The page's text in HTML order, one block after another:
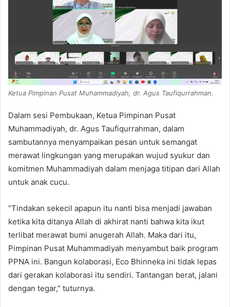
Ketua Pimpinan Pusat Muhammadiyah, dr. Agus Taufiqurrahman.
Dalam sesi Pembukaan, Ketua Pimpinan Pusat
Muhammadiyah, dr. Agus Taufiqurrahman, dalam
sambutannya menyampaikan pesan untuk semangat
merawat lingkungan yang merupakan wujud syukur dan
komitmen Muhammadiyah dalam menjaga titipan dari Allah
untuk anak cucu.
“Tindakan sekecil apapun itu nanti bisa menjadi jawaban
ketika kita ditanya Allah di akhirat nanti bahwa kita ikut
terlibat merawat bumi anugerah Allah. Maka dari itu,
Pimpinan Pusat Muhammadiyah menyambut baik program
PPNA ini. Bangun kolaborasi, Eco Bhinneka ini tidak lepas
dari gerakan kolaborasi itu sendiri. Tantangan berat, jalani
dengan tegar,” tuturnya.